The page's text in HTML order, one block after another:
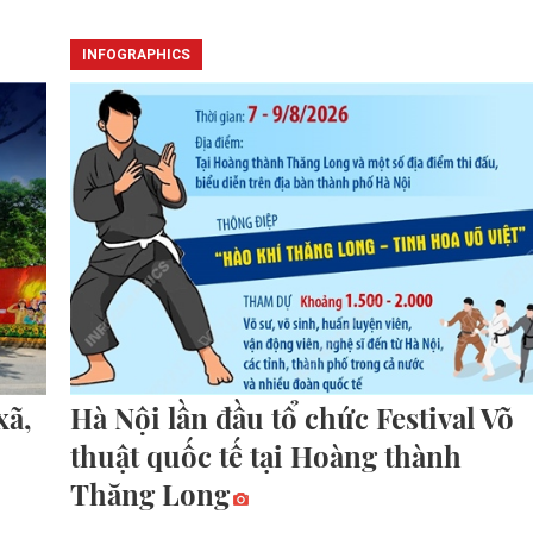
INFOGRAPHICS
Hà Nội lần đầu tổ chức Festival Võ
thuật quốc tế tại Hoàng thành
Thăng Long